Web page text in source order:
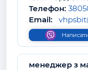
Телефон:
Email:
менеджер з